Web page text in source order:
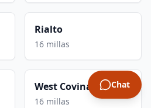
Rialto
16 millas
West Covina
16 millas
Chat